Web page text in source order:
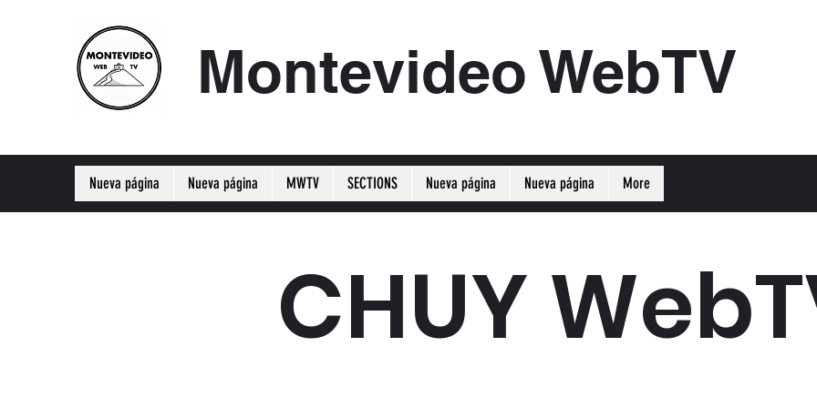
Montevideo WebTV
CHUY
Nueva página Nueva página MWTV SECTIONS Nueva página Nueva página More